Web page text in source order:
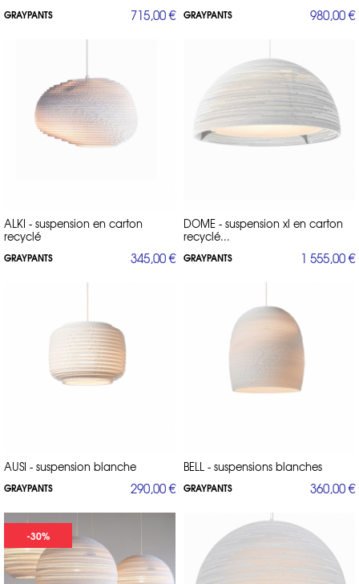
GRAYPANTS 715,00 € GRAYPANTS 980,00 €
ALKI - suspension en carton
recyclé
GRAYPANTS 345,00 €
DOME - suspension xl en carton
recyclé...
GRAYPANTS 1 555,00 €
AUSI - suspension blanche
GRAYPANTS 290,00 €
BELL - suspensions blanches
GRAYPANTS 360,00 €
-30%